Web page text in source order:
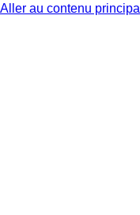
Aller au contenu principal